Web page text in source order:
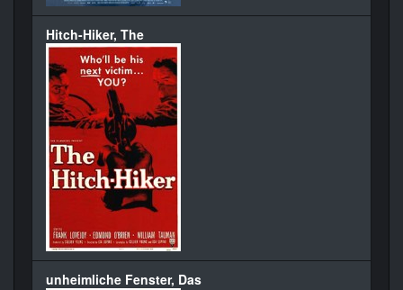
Hitch-Hiker, The
unheimliche Fenster, Das